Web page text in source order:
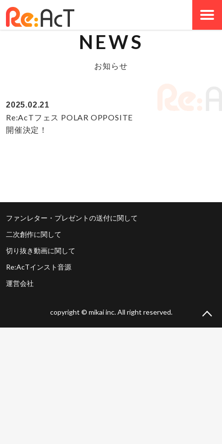
NEWS
お知らせ
2025.02.21
Re:AcTフェス POLAR OPPOSITE
開催決定！
ファンレター・プレゼントの送付に関して
二次創作に関して
切り抜き動画に関して
Re:AcTインスト音源
運営会社
copyright © mikai inc. All right reserved.